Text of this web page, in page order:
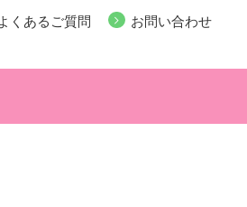
くあるご質問 お問い合わせ